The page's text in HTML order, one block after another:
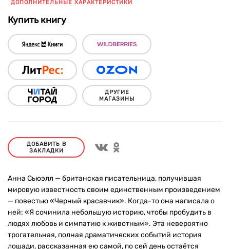
ДОПОЛНИТЕЛЬНЫЕ ХАРАКТЕРИСТИКИ
Купить книгу
ДРУГИЕ
МАГАЗИНЫ
ДОБАВИТЬ В
ЗАКЛАДКИ
Анна Сьюэлл — британская писательница, получившая
мировую известность своим единственным произведением
— повестью «Черный красавчик». Когда-то она написала о
ней: «Я сочинила небольшую историю, чтобы пробудить в
людях любовь и симпатию к животным». Эта невероятно
трогательная, полная драматических событий история
лошади, рассказанная ею самой, по сей день остаётся